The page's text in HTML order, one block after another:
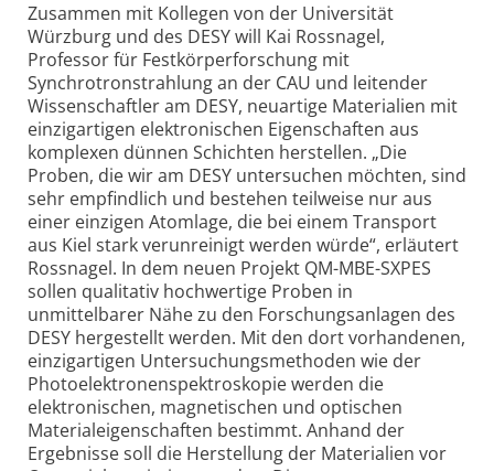
Zusammen mit Kollegen von der Universität
Würzburg und des DESY will Kai Rossnagel,
Professor für Festkörperforschung mit
Synchrotronstrahlung an der CAU und leitender
Wissenschaftler am DESY, neuartige Materialien mit
einzigartigen elektronischen Eigenschaften aus
komplexen dünnen Schichten herstellen. „Die
Proben, die wir am DESY untersuchen möchten, sind
sehr empfindlich und bestehen teilweise nur aus
einer einzigen Atomlage, die bei einem Transport
aus Kiel stark verunreinigt werden würde“, erläutert
Rossnagel. In dem neuen Projekt QM-MBE-SXPES
sollen qualitativ hochwertige Proben in
unmittelbarer Nähe zu den Forschungsanlagen des
DESY hergestellt werden. Mit den dort vorhandenen,
einzigartigen Untersuchungsmethoden wie der
Photoelektronenspektroskopie werden die
elektronischen, magnetischen und optischen
Materialeigenschaften bestimmt. Anhand der
Ergebnisse soll die Herstellung der Materialien vor